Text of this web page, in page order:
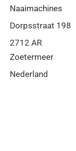
Naaimachines
Dorpsstraat 198
2712 AR
Zoetermeer
Nederland